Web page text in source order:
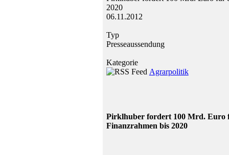
2020
06.11.2012
Typ
Presseaussendung
Kategorie
Agrarpolitik
Pirklhuber fordert 100 Mrd. Euro
Finanzrahmen bis 2020